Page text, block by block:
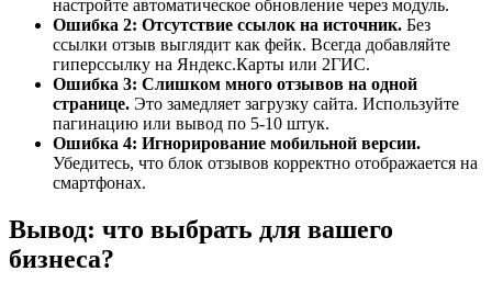
настройте автоматическое обновление через модуль.
Ошибка 2: Отсутствие ссылок на источник. Без
ссылки отзыв выглядит как фейк. Всегда добавляйте
гиперссылку на Яндекс.Карты или 2ГИС.
Ошибка 3: Слишком много отзывов на одной
странице. Это замедляет загрузку сайта. Используйте
пагинацию или вывод по 5-10 штук.
Ошибка 4: Игнорирование мобильной версии.
Убедитесь, что блок отзывов корректно отображается на
смартфонах.
Вывод: что выбрать для вашего
бизнеса?